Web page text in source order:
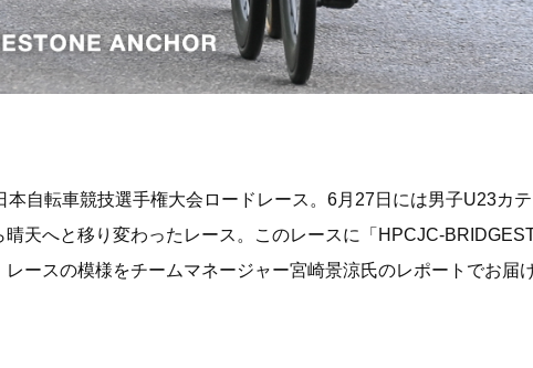
自転車競技選手権大会ロードレース。6月27日には男子U23カ
天へと移り変わったレース。このレースに「HPCJC-
ースの模様をチームマネージャー宮崎景涼氏のレポートでお届け